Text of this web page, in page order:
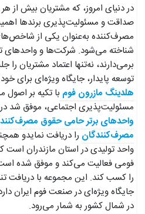
در دنیای امروز، که مشتریان بیش از
صداقت و مسئولیت‌پذیری برندها
مصرف‌کننده به‌عنوان یکی از
شناخته می‌شود. شرکت‌ها و واحدهای
برمی‌دارند، نه‌تنها اعتماد مشتریان
توسعه پایدار، جایگاه ویژه‌ای برای
هلدینگ مازرون فوم با تکیه بر
مسئولیت‌پذیری اجتماعی، موفق شد در
واحدهای برتر حامی حقوق
مصرف‌کنندگان را دریافت نمایدو
واحد تولیدی در استان مازندران است
فومی فعالیت می‌کند و موفق شده
را کسب کند. این مجموعه با دریافت
جایگاه ویژه‌ای در صنعت فوم ایران
در شمال کشور به شمار می‌رود.